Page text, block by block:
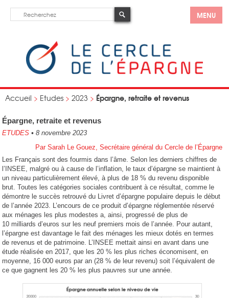
MENU
Accueil > Etudes > 2023 > Épargne, retraite et revenus
Épargne, retraite et revenus
ETUDES • 8 novembre 2023
Par Sarah Le Gouez, Secrétaire général du Cercle de l’Épargne
Les Français sont des fourmis dans l’âme. Selon les derniers chiffres de
l’INSEE, malgré ou à cause de l’inflation, le taux d’épargne se maintient à
un niveau particulièrement élevé, à plus de 18 % du revenu disponible
brut. Toutes les catégories sociales contribuent à ce résultat, comme le
démontre le succès retrouvé du Livret d’épargne populaire depuis le début
de l’année 2023. L’encours de ce produit d’épargne réglementée réservé
aux ménages les plus modestes a, ainsi, progressé de plus de
10 milliards d’euros sur les neuf premiers mois de l’année. Pour autant,
l’épargne est davantage le fait des ménages les mieux dotés en termes
de revenus et de patrimoine. L’INSEE mettait ainsi en avant dans une
étude réalisée en 2017, que les 20 % les plus riches économisent, en
moyenne, 16 000 euros par an (28 % de leur revenu) soit l’équivalent de
ce que gagnent les 20 % les plus pauvres sur une année.